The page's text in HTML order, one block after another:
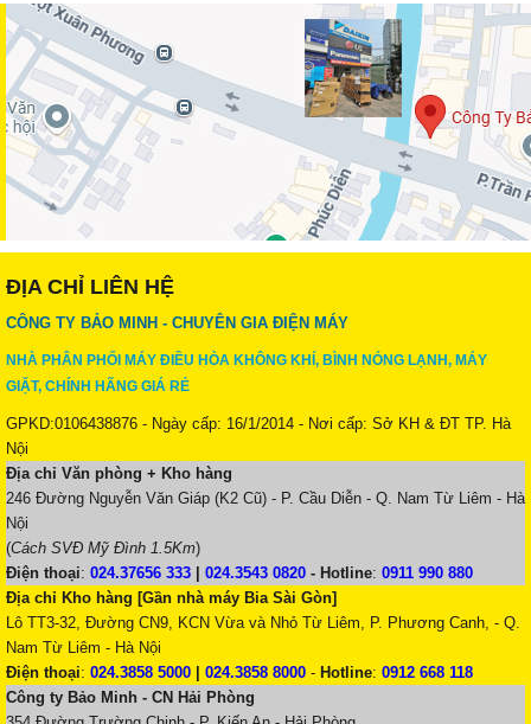
ĐỊA CHỈ LIÊN HỆ
CÔNG TY BẢO MINH - CHUYÊN GIA ĐIỆN MÁY
NHÀ PHÂN PHỐI MÁY ĐIỀU HÒA KHÔNG KHÍ, BÌNH NÓNG LẠNH, MÁY
GIẶT, CHÍNH HÃNG GIÁ RẺ
GPKD:0106438876 - Ngày cấp: 16/1/2014 - Nơi cấp: Sở KH & ĐT TP. Hà
Nội
Địa chỉ Văn phòng + Kho hàng
246 Đường Nguyễn Văn Giáp (K2 Cũ) - P. Cầu Diễn - Q. Nam Từ Liêm - Hà
Nội
(Cách SVĐ Mỹ Đình 1.5Km)
Điện thoại: 024.37656 333 024.3543 0820 - Hotline: 0911 990 880
Địa chỉ Kho hàng [Gần nhà máy Bia Sài Gòn]
Lô TT3-32, Đường CN9, KCN Vừa và Nhỏ Từ Liêm, P. Phương Canh, - Q.
Nam Từ Liêm - Hà Nội
Điện thoại: 024.3858 5000 024.3858 8000 - Hotline: 0912 668 118
Công ty Bảo Minh - CN Hải Phòng